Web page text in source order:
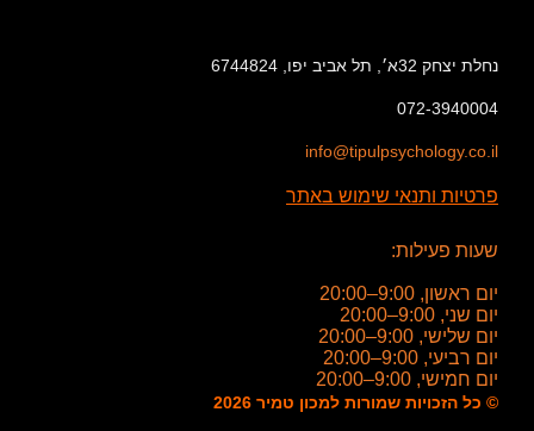
נחלת יצחק 32א׳, תל אביב יפו, 6744824
072-3940004
info@tipulpsychology.co.il
פרטיות ותנאי שימוש באתר
שעות פעילות:
יום ראשון, 9:00–20:00
יום שני, 9:00–20:00
יום שלישי, 9:00–20:00
יום רביעי, 9:00–20:00
יום חמישי, 9:00–20:00
© כל הזכויות שמורות למכון טמיר 2026